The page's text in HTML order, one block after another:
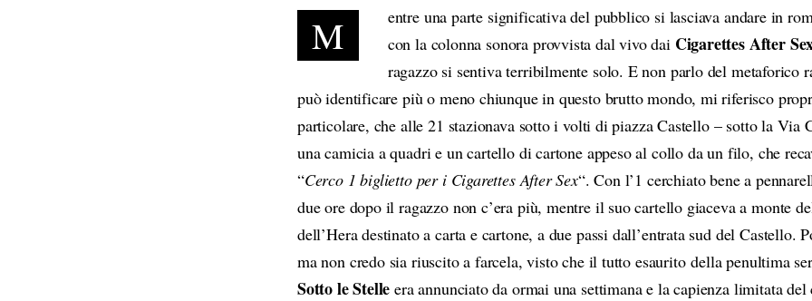
o
P
l
a
y
e
r
M
entre una parte significativa del pubblico si lasciava andare in
con la colonna sonora provvista dal vivo daiCigarettes After
ragazzo si sentiva terribilmente solo. E non parlo del metaforico
può identificare più o meno chiunque in questo brutto mondo, mi riferisco
particolare, che alle 21 stazionava sotto i volti di piazza Castello – sotto la Via
una camicia a quadri e un cartello di cartone appeso al collo da un filo, che
“Cerco 1 biglietto per i Cigarettes After Sex“. Con l’1 cerchiato bene a
due ore dopo il ragazzo non c’era più, mentre il suo cartello giaceva a monte
dell’Hera destinato a carta e cartone, a due passi dall’entrata sud del Castello.
ma non credo sia riuscito a farcela, visto che il tutto esaurito della penultima
Sotto le Stelle era annunciato da ormai una settimana e la capienza limitata